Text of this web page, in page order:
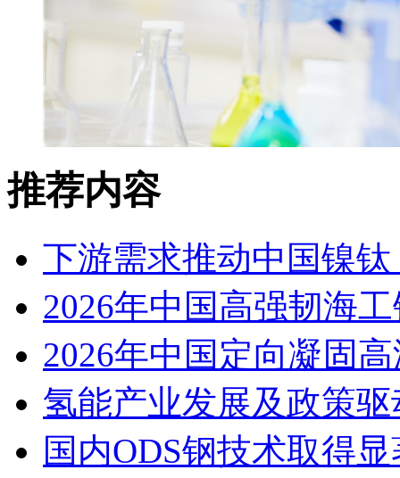
推荐内容
下游需求推动中国镍
2026年中国高强韧海
2026年中国定向凝固
氢能产业发展及政策
国内ODS钢技术取得